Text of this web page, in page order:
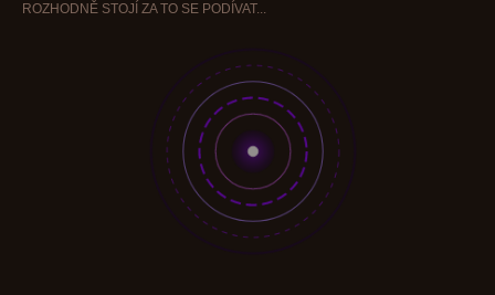
ROZHODNĚ STOJÍ ZA TO SE PODÍVAT...